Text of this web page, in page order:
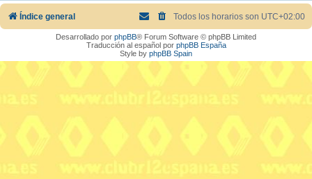
Índice general Todos los horarios son UTC+02:00
Desarrollado por phpBB® Forum Software © phpBB Limited
Traducción al español por phpBB España
Style by phpBB Spain